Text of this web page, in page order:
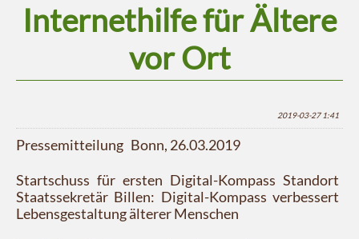
Internethilfe für Ältere
vor Ort
2019-03-27 1:41
Pressemitteilung Bonn, 26.03.2019
Startschuss für ersten Digital-Kompass Standort
Staatssekretär Billen: Digital-Kompass verbessert
Lebensgestaltung älterer Menschen